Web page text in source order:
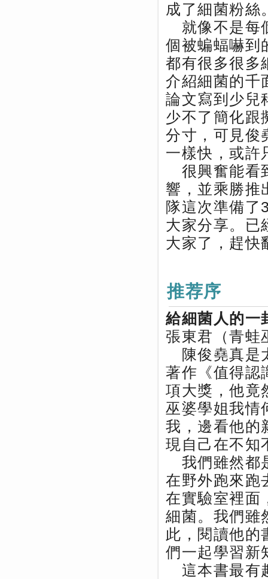
成了細菌粉絲
就像不是每
個被蝙蝠嚇到
都有很多很多
介紹細菌的千
論文寫到少兒
少不了簡化跟
分寸，可見俊
一樣快，或許
很興奮能看
響，並乘勝推
隊這次準備了
大家分享。已
大家了，趕快
推荐序
給細菌人的一
張東君（青蛙
陳俊堯真是
著作《值得認
項大獎，他竟
巫婆學姐我情
我，邊看他的
現自己在不知
我們雖然都
在野外跑來跑
在實驗室裡面
細菌。我們雖
此，閱讀他的
們一起學習新
這本書最有